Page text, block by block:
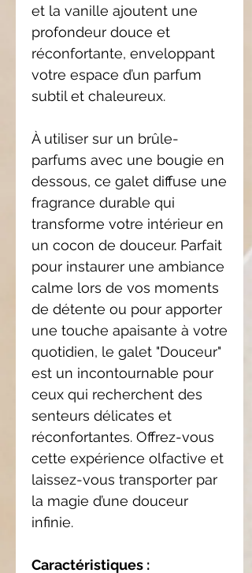
et la vanille ajoutent une
profondeur douce et
réconfortante, enveloppant
votre espace d’un parfum
subtil et chaleureux.
À utiliser sur un brûle-
parfums avec une bougie en
dessous, ce galet diffuse une
fragrance durable qui
transforme votre intérieur en
un cocon de douceur. Parfait
pour instaurer une ambiance
calme lors de vos moments
de détente ou pour apporter
une touche apaisante à votre
quotidien, le galet "Douceur"
est un incontournable pour
ceux qui recherchent des
senteurs délicates et
réconfortantes. Offrez-vous
cette expérience olfactive et
laissez-vous transporter par
la magie d’une douceur
infinie.
Caractéristiques :